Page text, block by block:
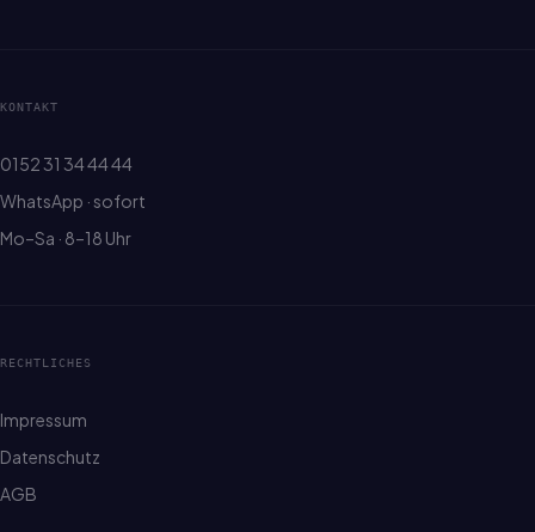
KONTAKT
0152 31 34 44 44
WhatsApp · sofort
Mo–Sa · 8–18 Uhr
RECHTLICHES
Impressum
Datenschutz
AGB